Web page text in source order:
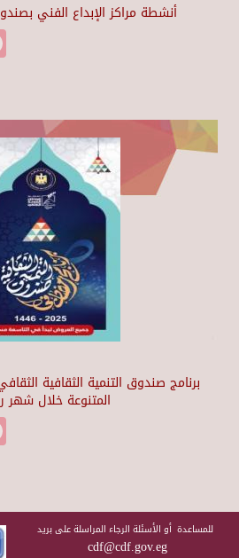
أنشطة مراكز الإبداع الفني
برنامج صندوق التنمية الثقافية
المتنوعة خلال شهر
للمساعدة أو الأسئلة الرجاء المراسلة على بريد
cdf@cdf.gov.eg